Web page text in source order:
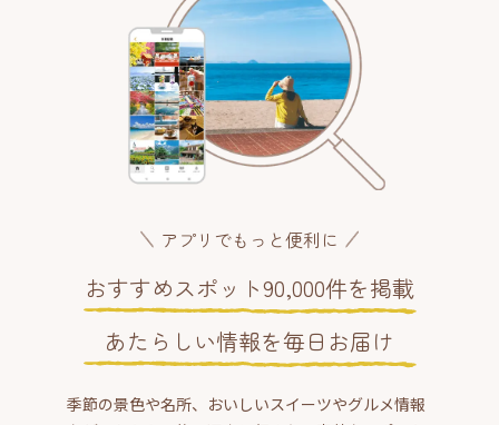
アプリでもっと便利に
おすすめスポット90,000件を掲載
あたらしい情報を毎日お届け
季節の景色や名所、おいしいスイーツやグルメ情報